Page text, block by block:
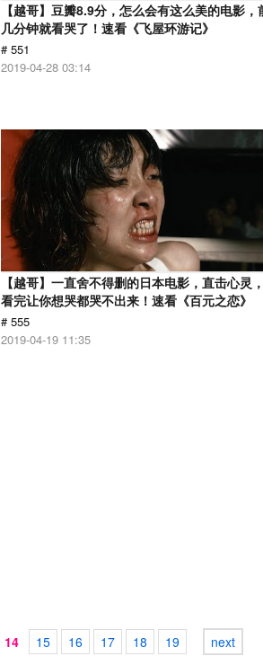
【越哥】豆瓣8.9分，怎么会有这么美的电影，
几分钟就看哭了！速看《飞屋环游记》
# 551
2019-04-28 03:14
【越哥】一直舍不得删的日本电影，直击心灵，
看完让你想哭都哭不出来！速看《百元之恋》
# 555
2019-04-19 11:35
14 15 16 17 18 19 next